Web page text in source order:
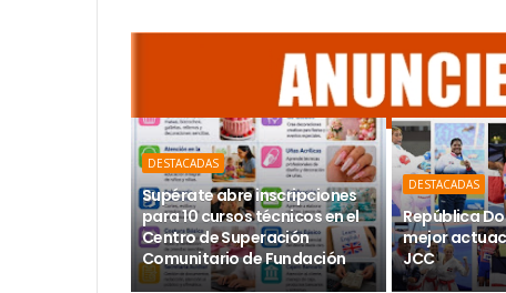
DESTACADAS
Supérate abre inscripciones
para 10 cursos técnicos en el
Centro de Superación
Comunitario de Fundación
DESTACADAS
República
mejor
JCC